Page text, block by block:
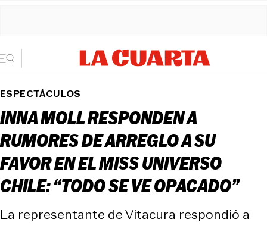
ESPECTÁCULOS
INNA MOLL RESPONDEN A
RUMORES DE ARREGLO A SU
FAVOR EN EL MISS UNIVERSO
CHILE: “TODO SE VE OPACADO”
La representante de Vitacura respondió a